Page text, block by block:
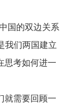
国的双边关系
我们两国建立
思考如何进一
需要回顾一